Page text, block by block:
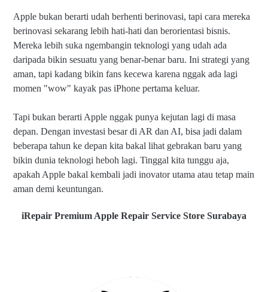
Apple bukan berarti udah berhenti berinovasi, tapi cara mereka
berinovasi sekarang lebih hati-hati dan berorientasi bisnis.
Mereka lebih suka ngembangin teknologi yang udah ada
daripada bikin sesuatu yang benar-benar baru. Ini strategi yang
aman, tapi kadang bikin fans kecewa karena nggak ada lagi
momen "wow" kayak pas iPhone pertama keluar.
Tapi bukan berarti Apple nggak punya kejutan lagi di masa
depan. Dengan investasi besar di AR dan AI, bisa jadi dalam
beberapa tahun ke depan kita bakal lihat gebrakan baru yang
bikin dunia teknologi heboh lagi. Tinggal kita tunggu aja,
apakah Apple bakal kembali jadi inovator utama atau tetap main
aman demi keuntungan.
iRepair Premium Apple Repair Service Store Surabaya